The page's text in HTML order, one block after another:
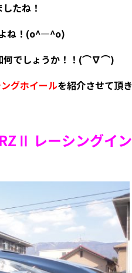
たね！
ね！(o^―^o)
何でしょうか！！(⌒∇⌒)
グホイールを紹介させて頂き
レーシングイン